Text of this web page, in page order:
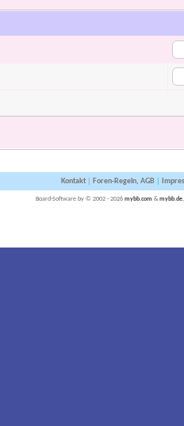
Kontakt| Foren-Regeln, AGB|
Board-Software by © 2002 - 2026 mybb.com & mybb.de